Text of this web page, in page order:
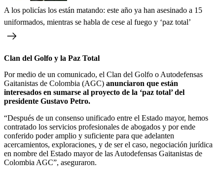
A los policías los están matando: este año ya han asesinado a 15
uniformados, mientras se habla de cese al fuego y ‘paz total’
Clan del Golfo y la Paz Total
Por medio de un comunicado, el Clan del Golfo o Autodefensas
Gaitanistas de Colombia (AGC) anunciaron que están
interesados en sumarse al proyecto de la ‘paz total’ del
presidente Gustavo Petro.
“Después de un consenso unificado entre el Estado mayor, hemos
contratado los servicios profesionales de abogados y por ende
conferido poder amplio y suficiente para que adelanten
acercamientos, exploraciones, y de ser el caso, negociación jurídica
en nombre del Estado mayor de las Autodefensas Gaitanistas de
Colombia AGC”, aseguraron.